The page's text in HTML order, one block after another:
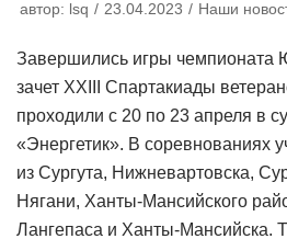
автор: lsq 23.04.2023 Наши
Завершились игры чемпионата
зачет XXIII Спартакиады
проходили с 20 по 23 апреля в
«Энергетик». В соревнованиях
из Сургута, Нижневартовска,
Нягани, Ханты-Мансийского
Лангепаса и Ханты-Мансийска.